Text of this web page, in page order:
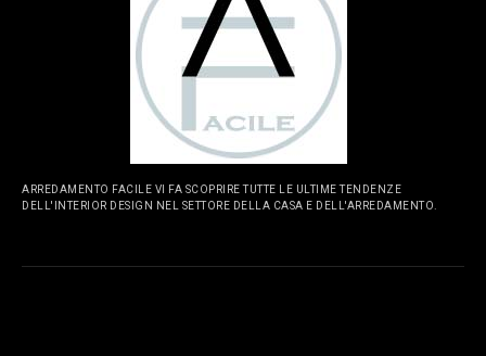
ARREDAMENTO FACILE VI FA SCOPRIRE TUTTE LE ULTIME TENDENZE
DELL'INTERIOR DESIGN NEL SETTORE DELLA CASA E DELL'ARREDAMENTO.